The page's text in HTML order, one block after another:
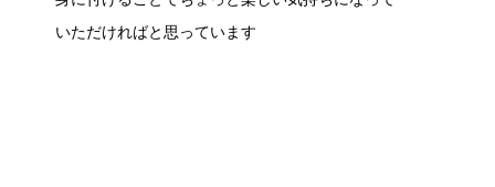
いただければと思っています